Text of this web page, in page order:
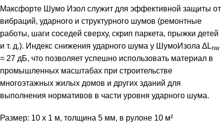
Максфорте Шумо Изол служит для эффективной защиты от
вибраций, ударного и структурного шумов (ремонтные
работы, шаги соседей сверху, скрип паркета, прыжки детей
и т. д.). Индекс снижения ударного шума у ШумоИзола ∆Lnw
= 27 дБ, что позволяет успешно использовать материал в
промышленных масштабах при строительстве
многоэтажных жилых домов и других зданий для
выполнения нормативов в части уровня ударного шума.
Размер: 10 х 1 м, толщина 5 мм, в рулоне 10 м²